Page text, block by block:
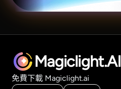
Magiclight.AI
免費下載 Magiclight.ai